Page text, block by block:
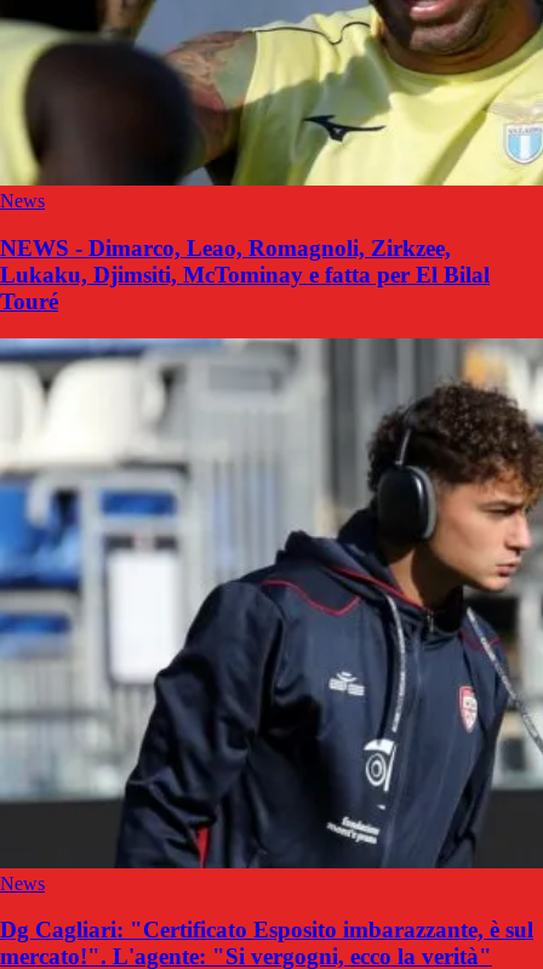
News
NEWS - Dimarco, Leao, Romagnoli, Zirkzee,
Lukaku, Djimsiti, McTominay e fatta per El Bilal
Touré
News
Dg Cagliari: "Certificato Esposito imbarazzante, è sul
mercato!". L'agente: "Si vergogni, ecco la verità"